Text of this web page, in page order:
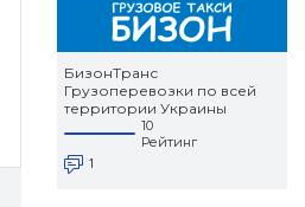
БизонТранс
Грузоперевозки по всей
территории Украины
10
Рейтинг
1